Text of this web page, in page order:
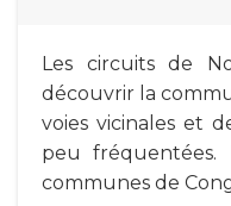
Les circuits de
découvrir la
voies vicinales et
peu fréquentées.
communes de